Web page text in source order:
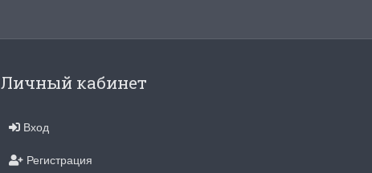
Личный кабинет
Вход
Регистрация